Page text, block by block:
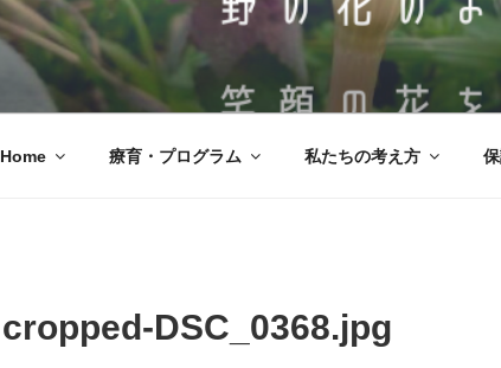
児童発達支援・放課後
発達に凸凹のある子どもたちが、野の花のように‶どこで
達支援・放課後等デイサービス ののはな。
Home 療育・プログラム 私たちの考え方
cropped-DSC_0368.jpg